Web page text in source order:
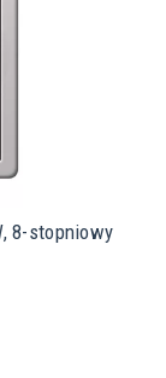
8-stopniowy